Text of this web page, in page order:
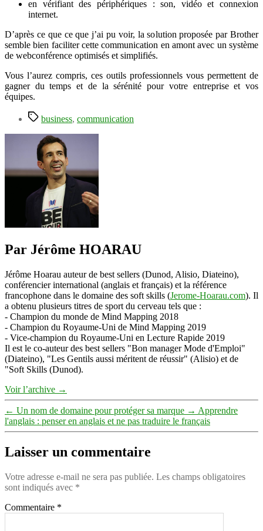
en vérifiant des périphériques : son, vidéo et connexion
internet.
D’après ce que ce que j’ai pu voir, la solution proposée par Brother
semble bien faciliter cette communication en amont avec un système
de webconférence optimisés et simplifiés.
Vous l’aurez compris, ces outils professionnels vous permettent de
gagner du temps et de la sérénité pour votre entreprise et vos
équipes.
Étiquettes
business, communication
Par Jérôme HOARAU
Jérôme Hoarau auteur de best sellers (Dunod, Alisio, Diateino),
conférencier international (anglais et français) et la référence
francophone dans le domaine des soft skills (Jerome-Hoarau.com). Il
a obtenu plusieurs titres de sport du cerveau tels que :
- Champion du monde de Mind Mapping 2018
- Champion du Royaume-Uni de Mind Mapping 2019
- Vice-champion du Royaume-Uni en Lecture Rapide 2019
Il est le co-auteur des best sellers "Bon manager Mode d'Emploi"
(Diateino), "Les Gentils aussi méritent de réussir" (Alisio) et de
"Soft Skills (Dunod).
Voir l’archive →
← Un nom de domaine pour protéger sa marque → Apprendre
l'anglais : penser en anglais et ne pas traduire le français
Laisser un commentaire
Votre adresse e-mail ne sera pas publiée. Les champs obligatoires
sont indiqués avec *
Commentaire *